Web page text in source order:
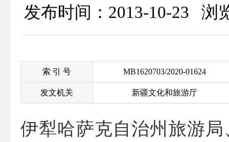
发布时间：2013-10-23 浏
索 引 号 MB1620703/2020-01624
发文机关 新疆文化和旅游厅
伊犁哈萨克自治州旅游